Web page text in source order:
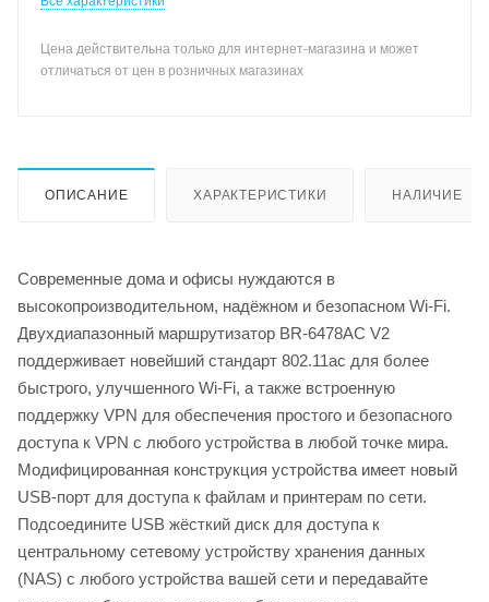
Цена действительна только для интернет-магазина и может
отличаться от цен в розничных магазинах
ОПИСАНИЕ ХАРАКТЕРИСТИКИ НАЛИЧИЕ
Современные дома и офисы нуждаются в
высокопроизводительном, надёжном и безопасном Wi-Fi.
Двухдиапазонный маршрутизатор BR-6478AC V2
поддерживает новейший стандарт 802.11ac для более
быстрого, улучшенного Wi-Fi, а также встроенную
поддержку VPN для обеспечения простого и безопасного
доступа к VPN с любого устройства в любой точке мира.
Модифицированная конструкция устройства имеет новый
USB-порт для доступа к файлам и принтерам по сети.
Подсоедините USB жёсткий диск для доступа к
центральному сетевому устройству хранения данных
(NAS) с любого устройства вашей сети и передавайте